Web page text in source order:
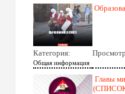
Категория:
Общая информация
Главы